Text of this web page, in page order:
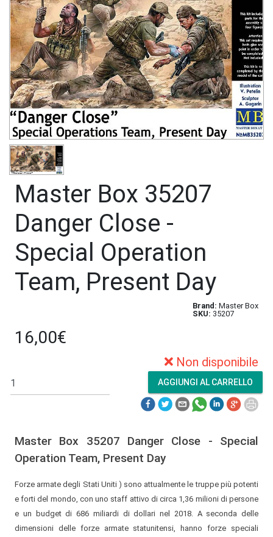
Master Box 35207
Danger Close -
Special Operation
Team, Present Day
Brand: Master Box
SKU: 35207
16,00€
Non disponibile
Master Box 35207 Danger Close - Special
Operation Team, Present Day
Forze armate degli Stati Uniti ) sono attualmente le truppe più potenti
e forti del mondo, con uno staff attivo di circa 1,36 milioni di persone
e un budget di 686 miliardi di dollari nel 2018. A seconda delle
dimensioni delle forze armate statunitensi, hanno forze speciali